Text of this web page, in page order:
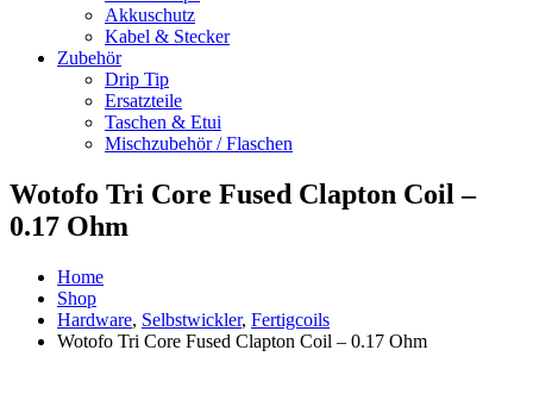
Akkuschutz
Kabel & Stecker
Zubehör
Drip Tip
Ersatzteile
Taschen & Etui
Mischzubehör / Flaschen
Wotofo Tri Core Fused Clapton Coil –
0.17 Ohm
Home
Shop
Hardware, Selbstwickler, Fertigcoils
Wotofo Tri Core Fused Clapton Coil – 0.17 Ohm